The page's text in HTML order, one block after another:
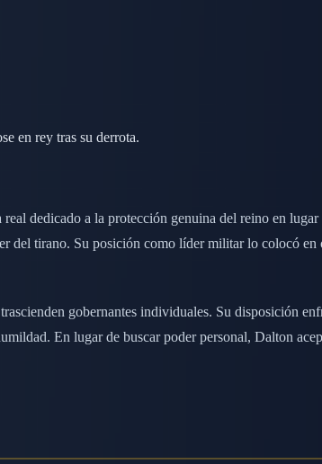
en rey tras su derrota.
dedicado a la protección genuina del reino en
del tirano. Su posición como líder militar lo colocó
gobernantes individuales. Su disposición
En lugar de buscar poder personal, Dalton